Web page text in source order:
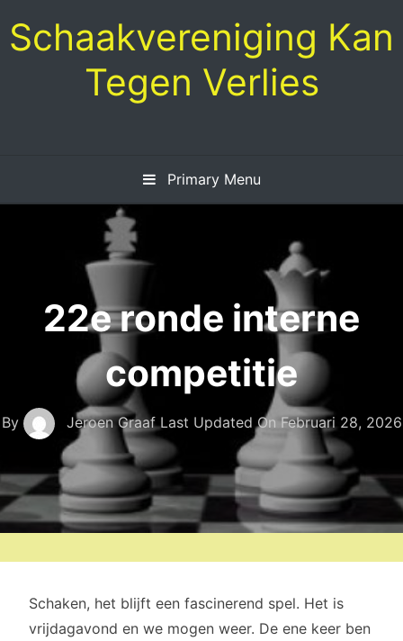
to
content
Schaakvereniging Kan
Tegen Verlies
Primary Menu
22e ronde interne
competitie
By Jeroen GraafLast Updated OnFebruari 28, 2026
Schaken, het blijft een fascinerend spel. Het is
vrijdagavond en we mogen weer. De ene keer ben